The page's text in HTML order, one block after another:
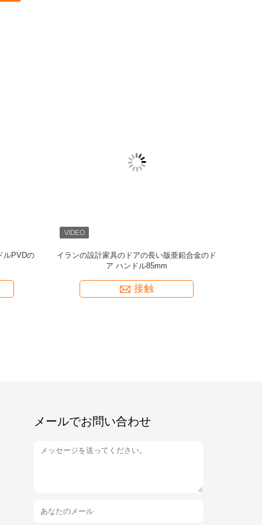
長い耐久
現代亜鉛合金のドア ハンドル、商業ドア ハン
ドルの58*85mmカスタマイズされた設計
接触
メールでお問い合わせ